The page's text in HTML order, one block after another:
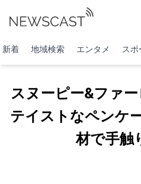
新着 地域検索 エンタメ スポ
スヌーピー&ファ
テイストなペンケ
材で手触